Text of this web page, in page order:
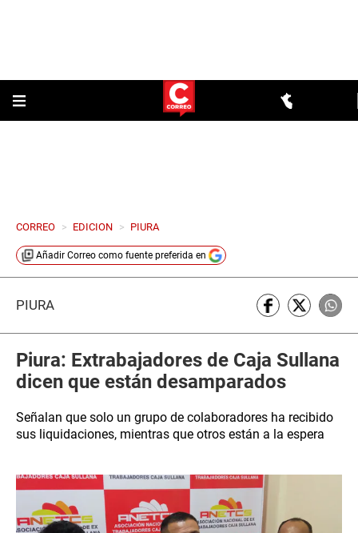
CORREO > EDICION > PIURA
Añadir Correo como fuente preferida en
PIURA
Piura: Extrabajadores de Caja Sullana
dicen que están desamparados
Señalan que solo un grupo de colaboradores ha recibido
sus liquidaciones, mientras que otros están a la espera